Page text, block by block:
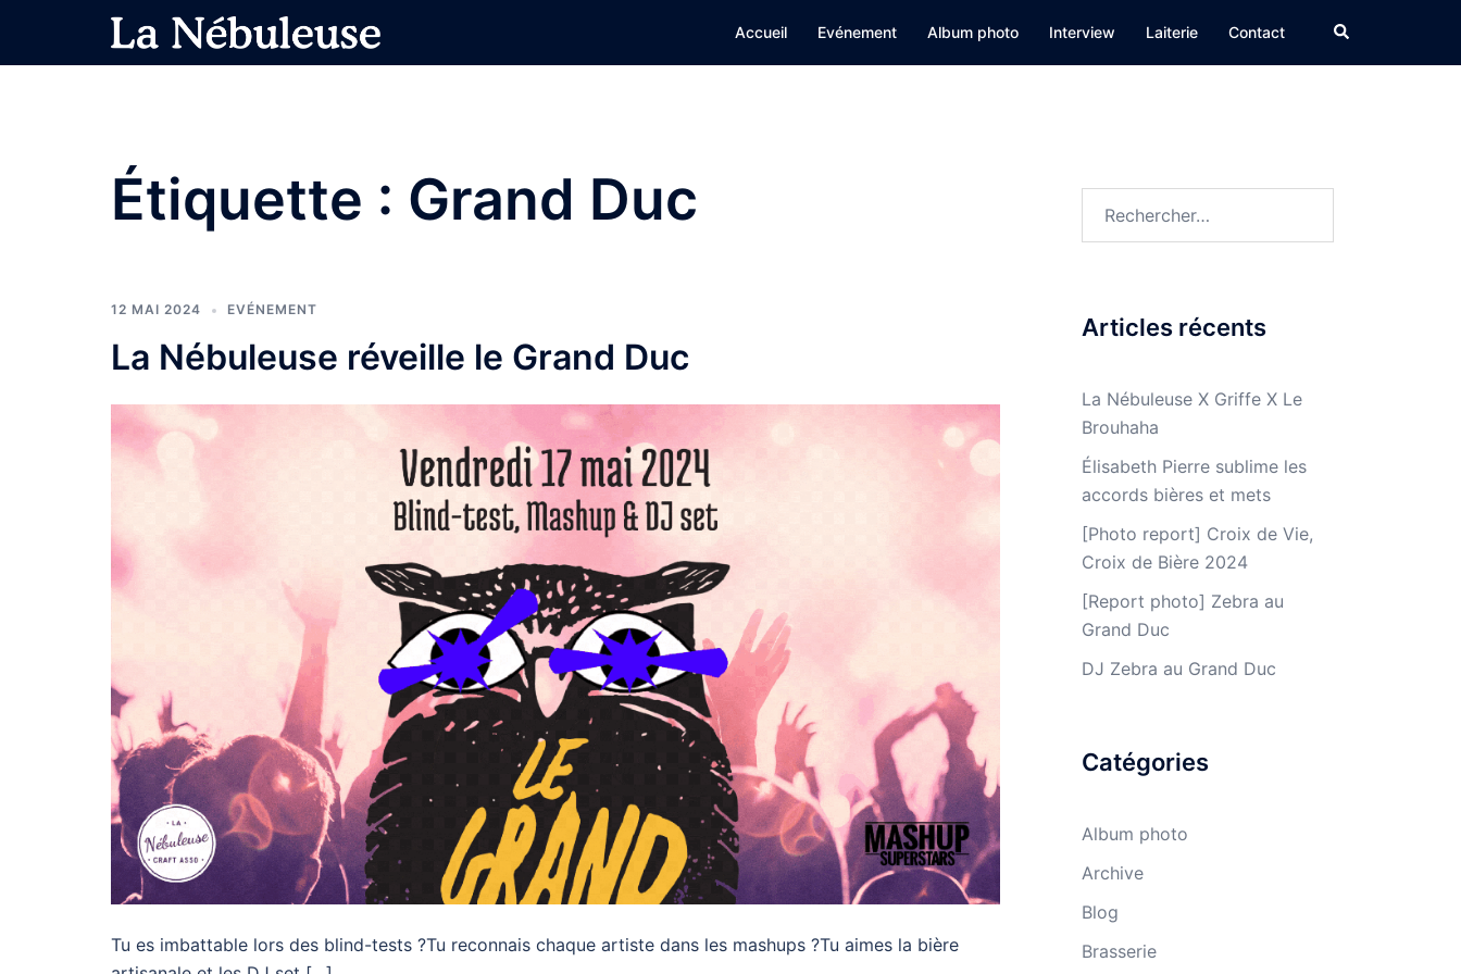
contenu
Accueil Evénement Album photo Interview Laiterie Contact Rechercher
Étiquette : Grand Duc
12 MAI 2024 EVÉNEMENT
La Nébuleuse réveille le Grand Duc
Tu es imbattable lors des blind-tests ?Tu reconnais chaque artiste dans les mashups ?Tu aimes la bière
Articles récents
La Nébuleuse X Griffe X Le
Brouhaha
Élisabeth Pierre sublime les
accords bières et mets
[Photo report] Croix de Vie,
Croix de Bière 2024
[Report photo] Zebra au
Grand Duc
DJ Zebra au Grand Duc
Catégories
Album photo
Archive
Blog
Brasserie